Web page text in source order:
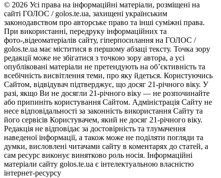
© 2026 Усі права на інформаційні матеріали, розміщені на
сайті ГОЛОС / golos.te.ua, захищені українським
законодавством про авторське право та інші суміжні права.
При використанні, передруку інформаційних та
фото-,відеоматеріалів сайту, гіперпосилання на ГОЛОС /
golos.te.ua має міститися в першому абзаці тексту. Точка зору
редакції може не збігатися з точкою зору автора, а усі
опубліковані матеріали не претендують на об’єктивність та
всебічність висвітлення теми, про яку йдеться. Користуючись
Сайтом, відвідувач підтверджує, що досяг 21-річного віку. У
разі, якщо Ви не досягли 21-річного віку — не розпочинайте
або припиніть користування Сайтом. Адміністрація Сайту не
несе відповідальності за законність використання Сайту та
його сервісів Користувачем, який не досяг 21-річного віку.
Редакція не відповідає за достовірність та тлумачення
наведеної інформації, а також може не поділяти погляди та
думки, висловлені читачами сайту в коментарях до статей, а
сам ресурс виконує винятково роль носія. Інформаційні
матеріали сайту golos.te.ua є інтелектуальною власністю
інтернет-ресурсу